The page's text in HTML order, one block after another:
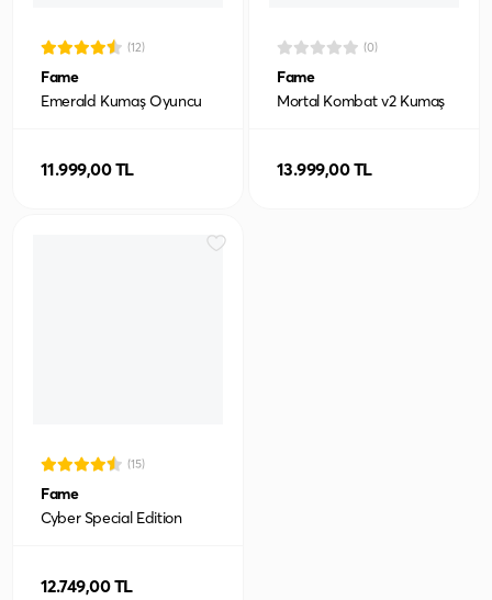
(12)
Fame
Emerald Kumaş Oyuncu
11.999,00 TL
(0)
Fame
Mortal Kombat v2 Kumaş
13.999,00 TL
(15)
Fame
Cyber Special Edition
12.749,00 TL